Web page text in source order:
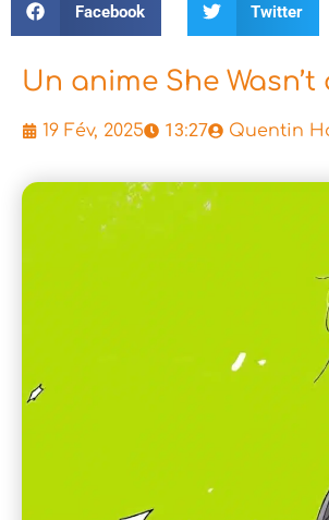
Facebook Twitter
Un anime She
19 Fév, 2025 13:27 Quentin